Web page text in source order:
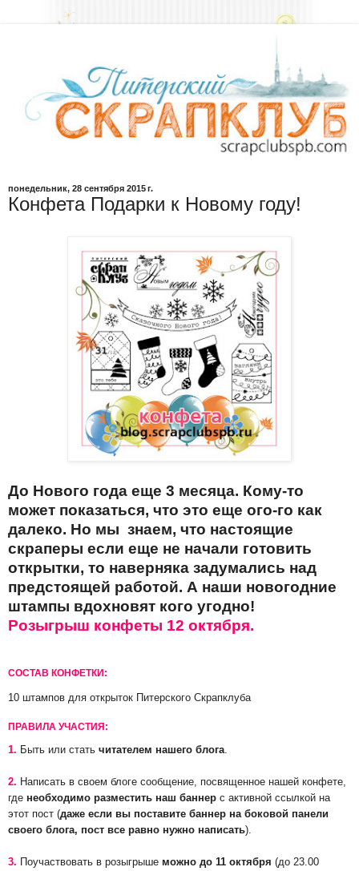
понедельник, 28 сентября 2015 г.
Конфета Подарки к Новому году!
До Нового года еще 3 месяца. Кому-то
может показаться, что это еще ого-го как
далеко. Но мы знаем, что настоящие
скраперы если еще не начали готовить
открытки, то наверняка задумались над
предстоящей работой. А наши новогодние
штампы вдохновят кого угодно!
Розыгрыш конфеты 12 октября.
СОСТАВ КОНФЕТКИ:
10 штампов для открыток Питерского Скрапклуба
ПРАВИЛА УЧАСТИЯ:
1. Быть или стать читателем нашего блога.
2. Написать в своем блоге сообщение, посвященное нашей конфете,
где необходимо разместить наш баннер с активной ссылкой на
этот пост (даже если вы поставите баннер на боковой панели
своего блога, пост все равно нужно написать).
3. Поучаствовать в розыгрыше можно до 11 октября (до 23.00